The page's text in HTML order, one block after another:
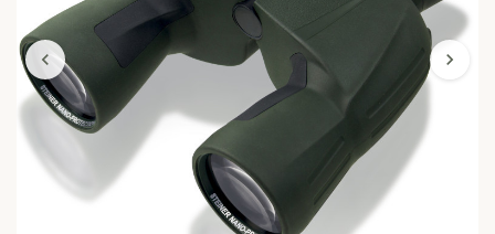
chevron_left chevron_right